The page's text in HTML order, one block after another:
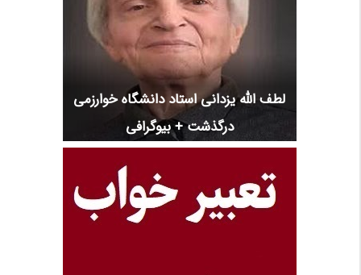
لطف الله یزدانی استاد دانشگاه خوارزمی
درگذشت + بیوگرافی